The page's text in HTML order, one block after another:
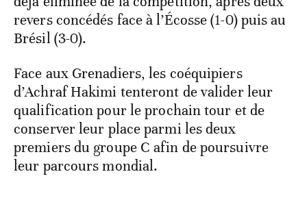
revers concédés face à l’Écosse (1-0) puis au
Brésil (3-0).
Face aux Grenadiers, les coéquipiers
d’Achraf Hakimi tenteront de valider leur
qualification pour le prochain tour et de
conserver leur place parmi les deux
premiers du groupe C afin de poursuivre
leur parcours mondial.